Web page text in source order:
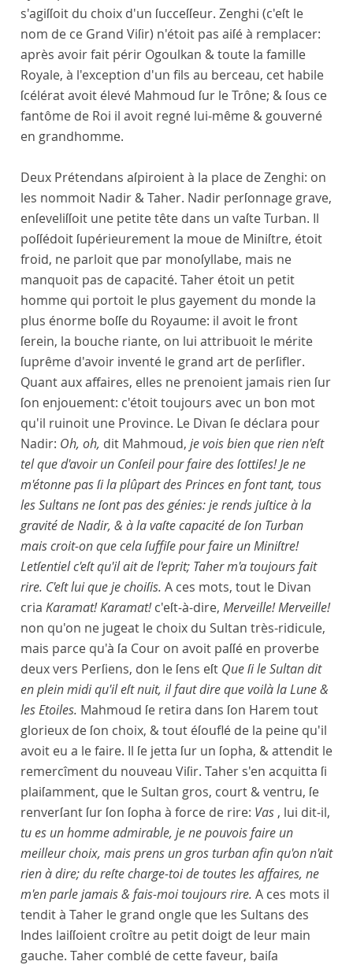
s'agiſſoit du choix d'un ſucceſſeur. Zenghi (c'eſt le
nom de ce Grand Viſir) n'étoit pas aiſé à remplacer:
après avoir fait périr Ogoulkan & toute la famille
Royale, à l'exception d'un fils au berceau, cet habile
ſcélérat avoit élevé Mahmoud ſur le Trône; & ſous ce
fantôme de Roi il avoit regné lui-même & gouverné
en grandhomme.
Deux Prétendans aſpiroient à la place de Zenghi: on
les nommoit Nadir & Taher. Nadir perſonnage grave,
enſeveliſſoit une petite tête dans un vaſte Turban. Il
poſſédoit ſupérieurement la moue de Miniſtre, étoit
froid, ne parloit que par monoſyllabe, mais ne
manquoit pas de capacité. Taher étoit un petit
homme qui portoit le plus gayement du monde la
plus énorme boſſe du Royaume: il avoit le front
ſerein, la bouche riante, on lui attribuoit le mérite
ſuprême d'avoir inventé le grand art de perſifler.
Quant aux affaires, elles ne prenoient jamais rien ſur
ſon enjouement: c'étoit toujours avec un bon mot
qu'il ruinoit une Province. Le Divan ſe déclara pour
Nadir: Oh, oh, dit Mahmoud, je vois bien que rien n'eſt
tel que d'avoir un Conſeil pour faire des ſottiſes! Je ne
m'étonne pas ſi la plûpart des Princes en font tant, tous
les Sultans ne ſont pas des génies: je rends juſtice à la
gravité de Nadir, & à la vaſte capacité de ſon Turban
mais croit-on que cela ſuffiſe pour faire un Miniſtre!
Letſentiel c'eſt qu'il ait de l'eprit; Taher m'a toujours fait
rire. C'eſt lui que je choiſis. A ces mots, tout le Divan
cria Karamat! Karamat!c'eſt-à-dire, Merveille! Merveille!
non qu'on ne jugeat le choix du Sultan très-ridicule,
mais parce qu'à ſa Cour on avoit paſſé en proverbe
deux vers Perſiens, don le ſens eſt Que ſi le Sultan dit
en plein midi qu'il eſt nuit, il faut dire que voilà la Lune &
les Etoiles. Mahmoud ſe retira dans ſon Harem tout
glorieux de ſon choix, & tout éſouflé de la peine qu'il
avoit eu a le faire. Il ſe jetta ſur un ſopha, & attendit le
remercîment du nouveau Viſir. Taher s'en acquitta ſi
plaiſamment, que le Sultan gros, court & ventru, ſe
renverſant ſur ſon ſopha à force de rire: Vas , lui dit-il,
tu es un homme admirable, je ne pouvois faire un
meilleur choix, mais prens un gros turban afin qu'on n'ait
rien à dire; du reſte charge-toi de toutes les affaires, ne
m'en parle jamais & fais-moi toujours rire. A ces mots il
tendit à Taher le grand ongle que les Sultans des
Indes laiſſoient croître au petit doigt de leur main
gauche. Taher comblé de cette faveur, baiſa